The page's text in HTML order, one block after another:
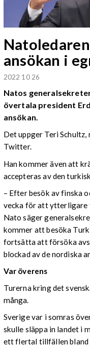
ansökan i
2022 10 26
Natos
övertala president
ansökan.
Det uppger Teri
Twitter.
Han kommer även att
accepteras av den
– Efter besök av finska
vecka för att ytterligare
Nato säger
kommer att besöka
fortsätta att försöka
blockad av de nordiska
Var överens
Turerna kring det
många.
Sverige var i somras
skulle släppa in landet i
ett flertal tillfällen bland